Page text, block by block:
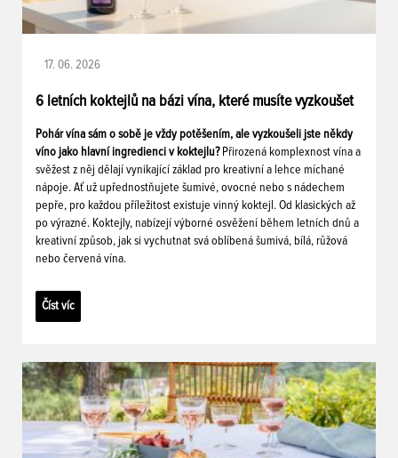
17. 06. 2026
6 letních koktejlů na bázi vína, které musíte vyzkoušet
Pohár vína sám o sobě je vždy potěšením, ale vyzkoušeli jste někdy
víno jako hlavní ingredienci v koktejlu? Přirozená komplexnost vína a
svěžest z něj dělají vynikající základ pro kreativní a lehce míchané
nápoje. Ať už upřednostňujete šumivé, ovocné nebo s nádechem
pepře, pro každou příležitost existuje vinný koktejl. Od klasických až
po výrazné. Koktejly, nabízejí výborné osvěžení během letních dnů a
kreativní způsob, jak si vychutnat svá oblíbená šumivá, bílá, růžová
nebo červená vína.
Číst víc